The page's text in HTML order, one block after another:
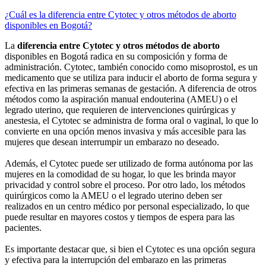
¿Cuál es la diferencia entre Cytotec y otros métodos de aborto
disponibles en Bogotá?
La diferencia entre Cytotec y otros métodos de aborto
disponibles en Bogotá radica en su composición y forma de
administración. Cytotec, también conocido como misoprostol, es un
medicamento que se utiliza para inducir el aborto de forma segura y
efectiva en las primeras semanas de gestación. A diferencia de otros
métodos como la aspiración manual endouterina (AMEU) o el
legrado uterino, que requieren de intervenciones quirúrgicas y
anestesia, el Cytotec se administra de forma oral o vaginal, lo que lo
convierte en una opción menos invasiva y más accesible para las
mujeres que desean interrumpir un embarazo no deseado.
Además, el Cytotec puede ser utilizado de forma autónoma por las
mujeres en la comodidad de su hogar, lo que les brinda mayor
privacidad y control sobre el proceso. Por otro lado, los métodos
quirúrgicos como la AMEU o el legrado uterino deben ser
realizados en un centro médico por personal especializado, lo que
puede resultar en mayores costos y tiempos de espera para las
pacientes.
Es importante destacar que, si bien el Cytotec es una opción segura
y efectiva para la interrupción del embarazo en las primeras